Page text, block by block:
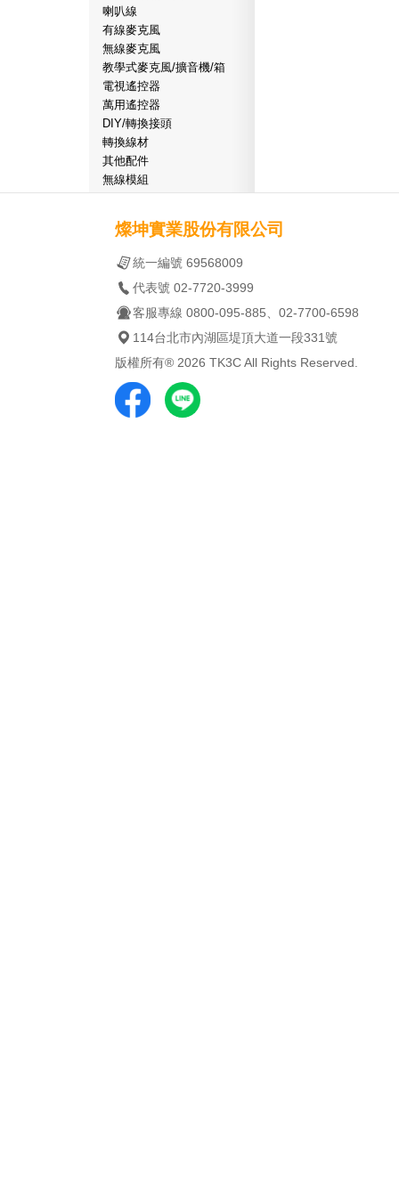
喇叭線
有線麥克風
無線麥克風
教學式麥克風/擴音機/箱
電視遙控器
萬用遙控器
DIY/轉換接頭
轉換線材
其他配件
無線模組